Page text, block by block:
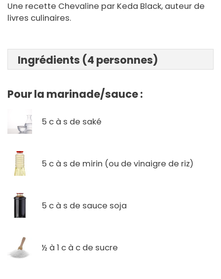
Une recette Chevaline par Keda Black, auteur de
livres culinaires.
Ingrédients (4 personnes)
Pour la marinade/sauce :
5 c à s de saké
5 c à s de mirin (ou de vinaigre de riz)
5 c à s de sauce soja
½ à 1 c à c de sucre